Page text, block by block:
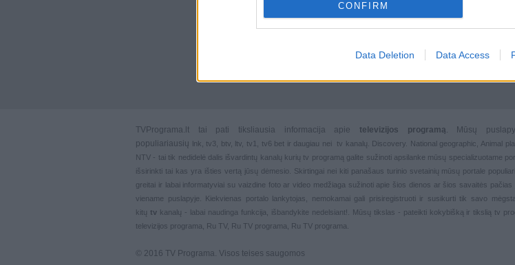
CONFIRM
Data Deletion Data Access
TVPrograma.lt tai pati tiksliausia informacija apie televizijos programą. Mūsų
populiariausių lnk tv3 btv, ltv tv1 tv6 bet ir daugiau nei tv kanalų. Discovery. National geographic, Animal
NTV - tai tik nedidelė dalis išvardintų kanalų kurių tv programą galite sužinoti apsilanke mūsų specializuotame
išsirinkti tai kas yra išties vertą jūsų dėmesio. Skirtingai nei kiti panašaus turinio svetainių mūsų portale
greitai ir labai informatyviai su vaizdine foto ar video medžiaga sužinoti apie šios dienos ar šios savaitės
viename puslapyje. Kiekvienas portalo lankytojas, nemokamai gali prisiregistruoti ir susikurti tik savo
kitų tvkanalų - labai naudinga funkcija, išbandykite nedelsiant!. Mūsų tikslas - pateikti kokybišką ir tikslią tv
televizijos programa, Ru TV, Ru TV programa, Ru TV programa.
© 2016 TV Programa. Visos teises saugomos